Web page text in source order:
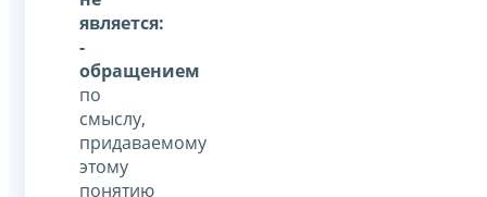
является:
-
обращением
по
смыслу,
придаваемому
этому
понятию